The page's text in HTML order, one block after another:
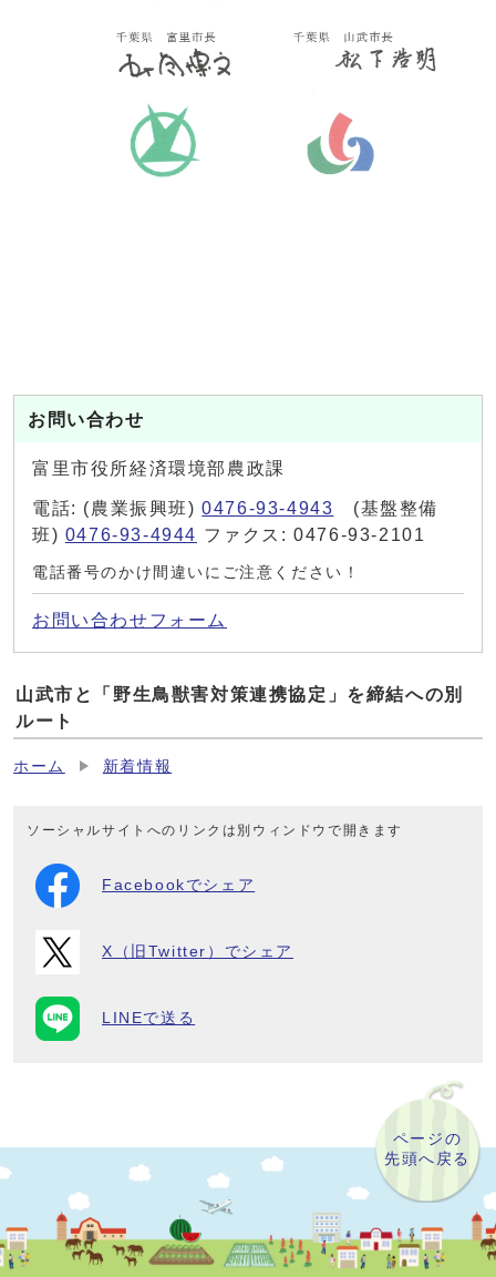
お問い合わせ
富里市役所経済環境部農政課
電話: (農業振興班)0476-93-4943 (基盤整備
班) 0476-93-4944 ファクス: 0476-93-2101
電話番号のかけ間違いにご注意ください！
お問い合わせフォーム
山武市と「野生鳥獣害対策連携協定」を締結への別
ルート
ホーム 新着情報
ソーシャルサイトへのリンクは別ウィンドウで開きます
Facebookでシェア
X（旧Twitter）でシェア
LINEで送る
ページの
先頭へ戻る